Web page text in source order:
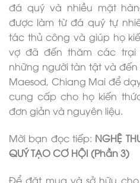
đá quý và nhiều mặt
được làm từ đá quý tự
tác thủ công và giúp họ
vợ đã đến thăm các trại
những người tàn tật và
Maesod, Chiang Mai để
cung cấp cho họ kiến
đơn giản và nguyên liệu.
Mời bạn đọc tiếp: NGHỆ
QUÝ TẠO CƠ HỘI (Phần 3)
Để đặt mua và sở hữu